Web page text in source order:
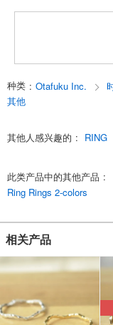
标准银色和金色，这两
*买家推荐的物品!
English
种类 : Otafuku Inc.
其他
其他人感兴趣的 : RING
此类产品中的其他产品 :
Ring Rings 2-colors
相关产品